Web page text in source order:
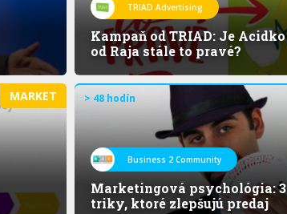
TRIAD Advertising
Kampaň od TRIAD: Je Acidko
od Raja stále to pravé?
MARKET > 48 hodín
Business 2 Community
Marketingová psychológia: 3
triky, ktoré zlepšujú predaj